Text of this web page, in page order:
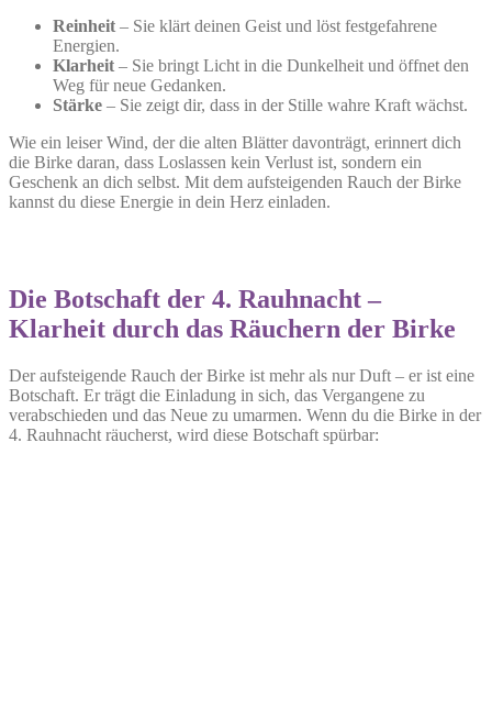
Reinheit – Sie klärt deinen Geist und löst festgefahrene
Energien.
Klarheit – Sie bringt Licht in die Dunkelheit und öffnet den
Weg für neue Gedanken.
Stärke – Sie zeigt dir, dass in der Stille wahre Kraft wächst.
Wie ein leiser Wind, der die alten Blätter davonträgt, erinnert dich
die Birke daran, dass Loslassen kein Verlust ist, sondern ein
Geschenk an dich selbst. Mit dem aufsteigenden Rauch der Birke
kannst du diese Energie in dein Herz einladen.
Die Botschaft der 4. Rauhnacht –
Klarheit durch das Räuchern der Birke
Der aufsteigende Rauch der Birke ist mehr als nur Duft – er ist eine
Botschaft. Er trägt die Einladung in sich, das Vergangene zu
verabschieden und das Neue zu umarmen. Wenn du die Birke in der
4. Rauhnacht räucherst, wird diese Botschaft spürbar: